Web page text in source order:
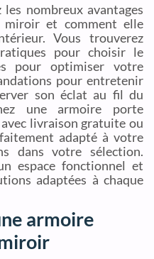
nombreux avantages
miroir et comment elle
Vous trouverez
pour choisir le
pour optimiser votre
pour entretenir
son éclat au fil du
une armoire porte
livraison gratuite ou
adapté à votre
dans votre sélection.
espace fonctionnel et
adaptées à chaque
armoire